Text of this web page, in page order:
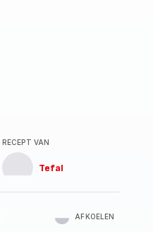
RECEPT VAN
Tefal
AFKOELEN